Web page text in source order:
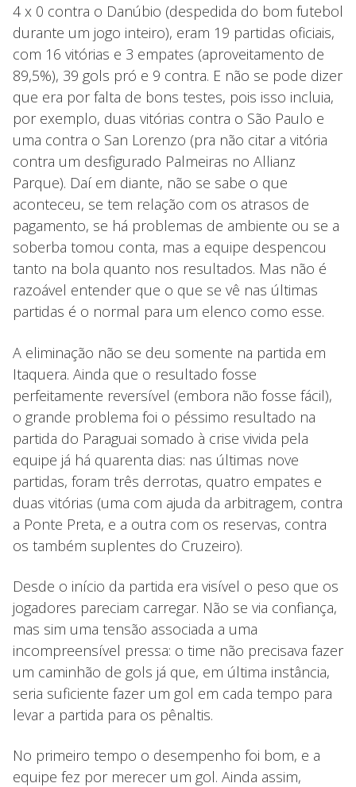
4 x 0 contra o Danúbio (despedida do bom futebol
durante um jogo inteiro), eram 19 partidas oficiais,
com 16 vitórias e 3 empates (aproveitamento de
89,5%), 39 gols pró e 9 contra. E não se pode dizer
que era por falta de bons testes, pois isso incluia,
por exemplo, duas vitórias contra o São Paulo e
uma contra o San Lorenzo (pra não citar a vitória
contra um desfigurado Palmeiras no Allianz
Parque). Daí em diante, não se sabe o que
aconteceu, se tem relação com os atrasos de
pagamento, se há problemas de ambiente ou se a
soberba tomou conta, mas a equipe despencou
tanto na bola quanto nos resultados. Mas não é
razoável entender que o que se vê nas últimas
partidas é o normal para um elenco como esse.
A eliminação não se deu somente na partida em
Itaquera. Ainda que o resultado fosse
perfeitamente reversível (embora não fosse fácil),
o grande problema foi o péssimo resultado na
partida do Paraguai somado à crise vivida pela
equipe já há quarenta dias: nas últimas nove
partidas, foram três derrotas, quatro empates e
duas vitórias (uma com ajuda da arbitragem, contra
a Ponte Preta, e a outra com os reservas, contra
os também suplentes do Cruzeiro).
Desde o início da partida era visível o peso que os
jogadores pareciam carregar. Não se via confiança,
mas sim uma tensão associada a uma
incompreensível pressa: o time não precisava fazer
um caminhão de gols já que, em última instância,
seria suficiente fazer um gol em cada tempo para
levar a partida para os pênaltis.
No primeiro tempo o desempenho foi bom, e a
equipe fez por merecer um gol. Ainda assim,